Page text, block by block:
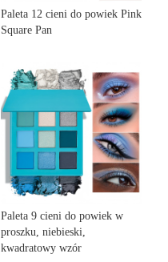
Paleta 12 cieni do powiek Pink
Square Pan
Paleta 9 cieni do powiek w
proszku, niebieski,
kwadratowy wzór